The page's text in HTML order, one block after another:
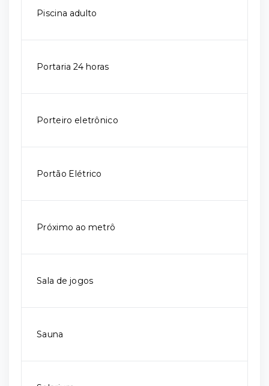
Piscina adulto
Portaria 24 horas
Porteiro eletrônico
Portão Elétrico
Próximo ao metrô
Sala de jogos
Sauna